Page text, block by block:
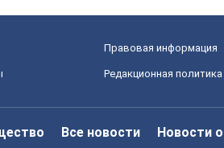
Правовая информация
Редакционная политика
Все новости Новости